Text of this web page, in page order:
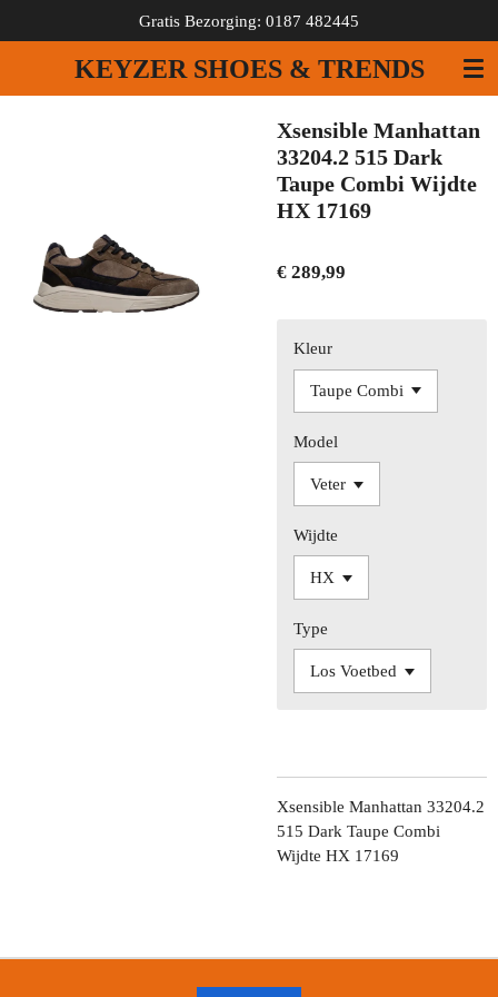
direct
de
KEYZER SHOES & TRENDS
Gratis Bezorging: 0187 482445
Xsensible Manhattan
33204.2 515 Dark
Taupe Combi Wijdte
HX 17169
€ 289,99
Kleur
Model
Wijdte
Type
Xsensible Manhattan 33204.2
515 Dark Taupe Combi
Wijdte HX 17169